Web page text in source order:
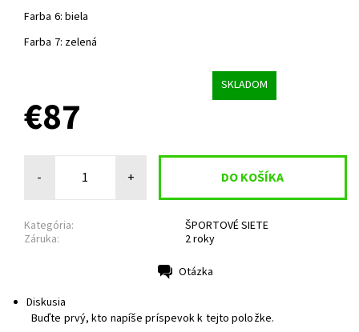
Farba 6: biela
Farba 7: zelená
SKLADOM
€87
- +
Kategória:
ŠPORTOVÉ SIETE
Záruka:
2 roky
Otázka
Diskusia
Buďte prvý, kto napíše príspevok k tejto položke.